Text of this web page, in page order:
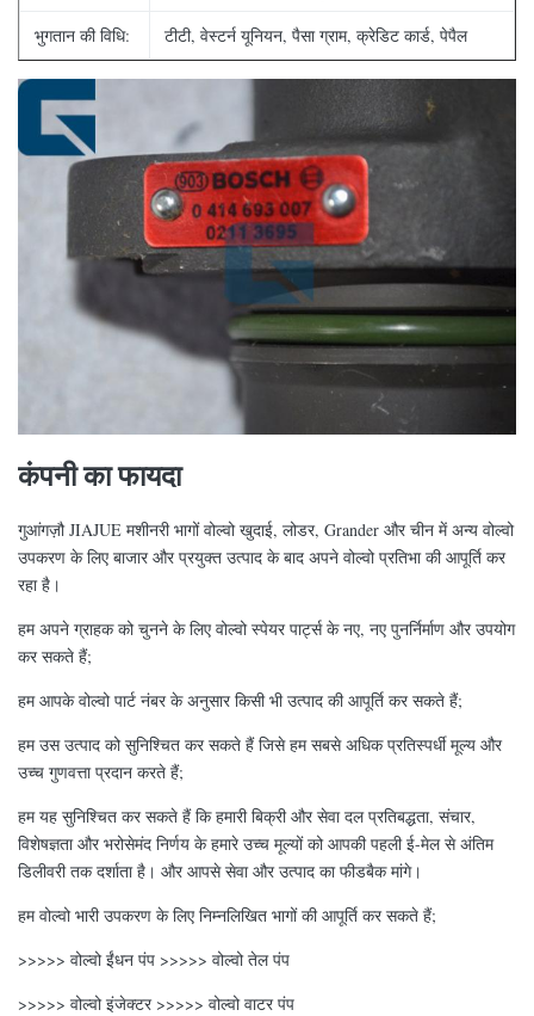
भुगतान की विधि: टीटी, वेस्टर्न यूनियन, पैसा ग्राम, क्रेडिट कार्ड, पेपैल
कंपनी का फायदा
गुआंगज़ौ JIAJUE मशीनरी भागों वोल्वो खुदाई, लोडर, Grander और चीन में अन्य वोल्वो
उपकरण के लिए बाजार और प्रयुक्त उत्पाद के बाद अपने वोल्वो प्रतिभा की आपूर्ति कर
रहा है।
हम अपने ग्राहक को चुनने के लिए वोल्वो स्पेयर पार्ट्स के नए, नए पुनर्निर्माण और उपयोग
कर सकते हैं;
हम आपके वोल्वो पार्ट नंबर के अनुसार किसी भी उत्पाद की आपूर्ति कर सकते हैं;
हम उस उत्पाद को सुनिश्चित कर सकते हैं जिसे हम सबसे अधिक प्रतिस्पर्धी मूल्य और
उच्च गुणवत्ता प्रदान करते हैं;
हम यह सुनिश्चित कर सकते हैं कि हमारी बिक्री और सेवा दल प्रतिबद्धता, संचार,
विशेषज्ञता और भरोसेमंद निर्णय के हमारे उच्च मूल्यों को आपकी पहली ई-मेल से अंतिम
डिलीवरी तक दर्शाता है। और आपसे सेवा और उत्पाद का फीडबैक मांगे।
हम वोल्वो भारी उपकरण के लिए निम्नलिखित भागों की आपूर्ति कर सकते हैं;
>>>>> वोल्वो ईंधन पंप >>>>> वोल्वो तेल पंप
>>>>> वोल्वो इंजेक्टर >>>>> वोल्वो वाटर पंप